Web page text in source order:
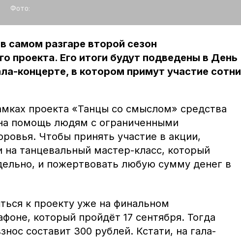
Фото:
самом разгаре второй сезон
проекта. Его итоги будут подведены в День
концерте, в котором примут участие сотни
проекта «Танцы со смыслом» средства
помощь людям с ограниченными
Чтобы принять участие в акции,
на танцевальный мастер-класс, который
и пожертвовать любую сумму денег в
к проекту уже на финальном
который пройдёт 17 сентября. Тогда
составит 300 рублей. Кстати, на гала-